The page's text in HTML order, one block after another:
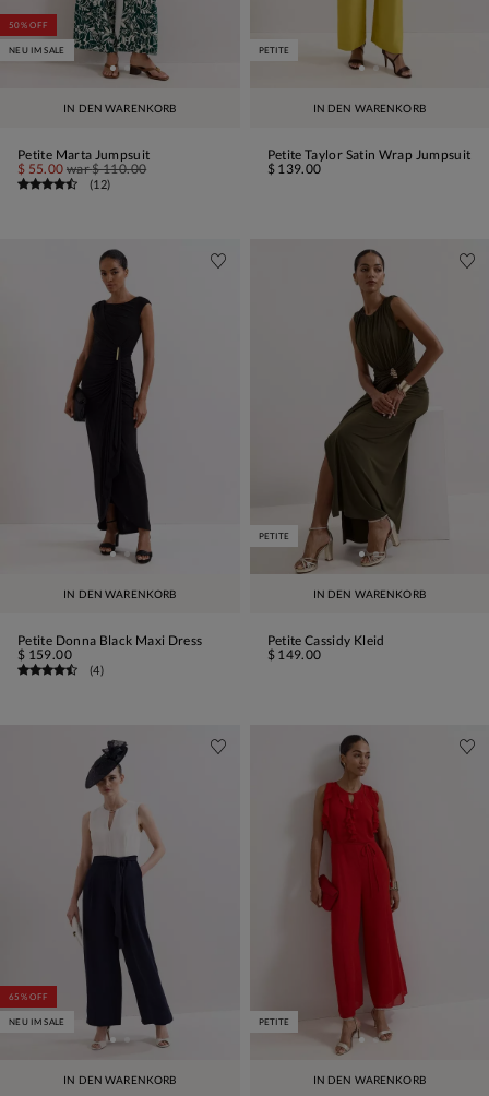
IN DEN WARENKORB
50% OFF
NEU IM SALE
Petite Marta Jumpsuit
$ 55.00 war$ 110.00
(12)
IN DEN WARENKORB
PETITE
Petite Taylor Satin Wrap Jumpsuit
$ 139.00
IN DEN WARENKORB
Petite Donna Black Maxi Dress
$ 159.00
(4)
IN DEN WARENKORB
PETITE
Petite Cassidy Kleid
$ 149.00
IN DEN WARENKORB
65% OFF
NEU IM SALE
IN DEN WARENKORB
PETITE